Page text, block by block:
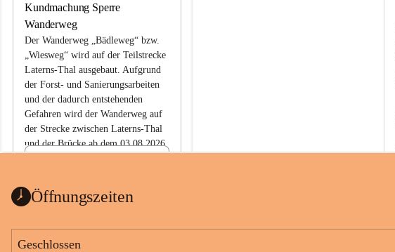
Kundmachung Sperre
Wanderweg
Der Wanderweg „Bädleweg“ bzw.
„Wiesweg“ wird auf der Teilstrecke
Laterns-Thal ausgebaut. Aufgrund
der Forst- und Sanierungsarbeiten
und der dadurch entstehenden
Gefahren wird der Wanderweg auf
der Strecke zwischen Laterns-Thal
und der Brücke ab dem 03.08.2026
ht
1 Seite•0,1 MB
Öffnungszeiten
Geschlossen